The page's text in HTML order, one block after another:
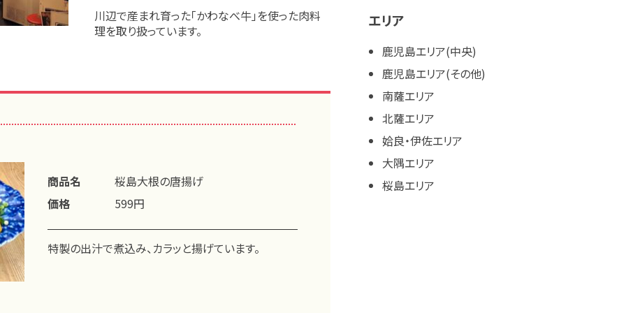
川辺で産まれ育った「かわなべ牛」を使った肉料
理を取り扱っています。
商品名
桜島大根の唐揚げ
価格
599円
特製の出汁で煮込み、カラッと揚げています。
エリア
鹿児島エリア(中央)
鹿児島エリア(その他)
南薩エリア
北薩エリア
姶良・伊佐エリア
大隅エリア
桜島エリア